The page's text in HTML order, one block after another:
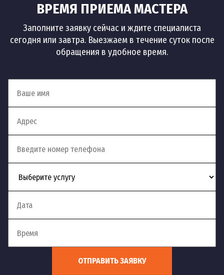
ВРЕМЯ ПРИЕМА МАСТЕРА
Заполните заявку сейчас и ждите специалиста
сегодня или завтра. Выезжаем в течение суток после
обращения в удобное время.
ОТПРАВИТЬ ЗАЯВКУ